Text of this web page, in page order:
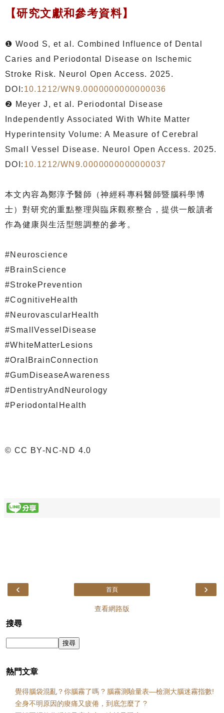
【研究文獻和參考資料】
❶ Wood S, et al. Combined Influence of Dental
Caries and Periodontal Disease on Ischemic
Stroke Risk. Neurol Open Access. 2025.
DOI: 10.1212/WN9.0000000000000036
❷ Meyer J, et al. Periodontal Disease
Independently Associated With White Matter
Hyperintensity Volume: A Measure of Cerebral
Small Vessel Disease. Neurol Open Access. 2025.
DOI: 10.1212/WN9.0000000000000037
本文內容為鄭淳予醫師（神經科專科醫師暨腦科學博
士）對研究的重點整理與臨床觀察整合，提供一般讀者
作為健康與生活型態調整的參考。
#Neuroscience
#BrainScience
#StrokePrevention
#CognitiveHealth
#NeurovascularHealth
#SmallVesselDisease
#WhiteMatterLesions
#OralBrainConnection
#GumDiseaseAwareness
#DentistryAndNeurology
#PeriodontalHealth
© CC BY-NC-ND 4.0
‹ ›
首頁
查看網路版
搜尋
熱門文章
覺得腦袋混亂？你腦霧了嗎 ? 腦霧測驗量表—檢測大腦迷霧指數!
全身不明原因的痠痛又疲倦，到底怎麼了 ?